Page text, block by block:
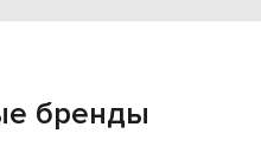
бренды